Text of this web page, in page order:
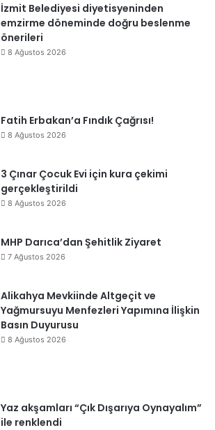
İzmit Belediyesi diyetisyeninden
emzirme döneminde doğru beslenme
önerileri
8 Ağustos 2026
Fatih Erbakan’a Fındık Çağrısı!
8 Ağustos 2026
3 Çınar Çocuk Evi için kura çekimi
gerçekleştirildi
8 Ağustos 2026
MHP Darıca’dan Şehitlik Ziyaret
7 Ağustos 2026
Alikahya Mevkiinde Altgeçit ve
Yağmursuyu Menfezleri Yapımına İlişkin
Basın Duyurusu
8 Ağustos 2026
Yaz akşamları “Çık Dışarıya Oynayalım”
ile renklendi